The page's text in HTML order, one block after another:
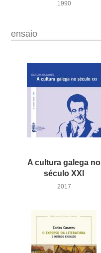
1990
ensaio
A cultura galega no
século XXI
2017